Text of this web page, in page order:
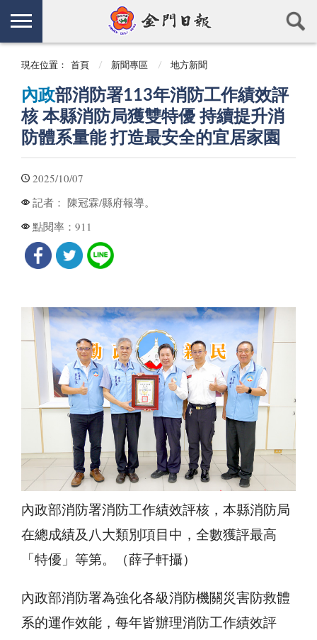
現在位置： 首頁 新聞專區 地方新聞
內政部消防署113年消防工作績效評
核 本縣消防局獲雙特優 持續提升消
防體系量能 打造最安全的宜居家園
2025/10/07
記者： 陳冠霖/縣府報導。
點閱率： 911
內政部消防署消防工作績效評核，本縣消防局
在總成績及八大類別項目中，全數獲評最高
「特優」等第。（薛子軒攝）
內政部消防署為強化各級消防機關災害防救體
系的運作效能，每年皆辦理消防工作績效評